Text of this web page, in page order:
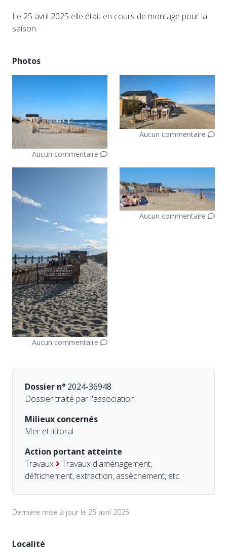
Le 25 avril 2025 elle était en cours de montage pour la
saison.
Photos
Aucun commentaire
Aucun commentaire
Aucun commentaire
Aucun commentaire
Dossier n° 2024-36948
Dossier traité par l'association
Milieux concernés
Mer et littoral
Action portant atteinte
Travaux
Travaux d'aménagement,
défrichement, extraction, assèchement, etc.
Dernière mise à jour le 25 avril 2025
Localité